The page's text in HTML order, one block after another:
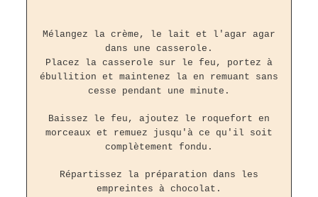
Mélangez la crème, le lait et l'agar agar
dans une casserole.
Placez la casserole sur le feu, portez à
ébullition et maintenez la en remuant sans
cesse pendant une minute.
Baissez le feu, ajoutez le roquefort en
morceaux et remuez jusqu'à ce qu'il soit
complètement fondu.
Répartissez la préparation dans les
empreintes à chocolat.